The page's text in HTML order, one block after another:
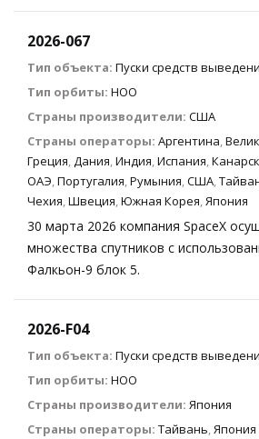
2026-067
Тип объекта: Пуски средств
Тип орбиты: НОО
Страны производители: США
Страны операторы: Аргентина,
Греция,Дания,Индия,Испания,
ОАЭ,Португалия,Румыния,США,
Чехия,Швеция,Южная Корея,Япония
30 марта 2026 компания SpaceX
множества спутников с
Фалкьон-9 блок 5.
2026-F04
Тип объекта: Пуски средств
Тип орбиты: НОО
Страны производители: Япония
Страны операторы: Тайвань,Япония